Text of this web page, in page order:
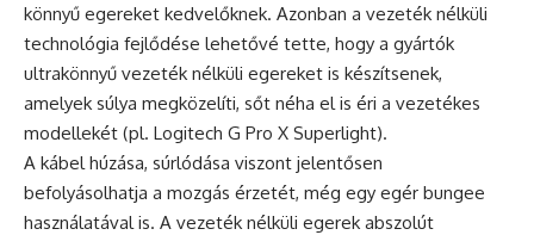
könnyű egereket kedvelőknek. Azonban a vezeték nélküli
technológia fejlődése lehetővé tette, hogy a gyártók
ultrakönnyű vezeték nélküli egereket is készítsenek,
amelyek súlya megközelíti, sőt néha el is éri a vezetékes
modellekét (pl. Logitech G Pro X Superlight).
A kábel húzása, súrlódása viszont jelentősen
befolyásolhatja a mozgás érzetét, még egy egér bungee
használatával is. A vezeték nélküli egerek abszolút